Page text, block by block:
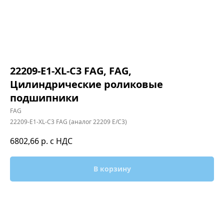
22209-E1-XL-C3 FAG, FAG,
Цилиндрические роликовые
подшипники
FAG
22209-E1-XL-C3 FAG (аналог 22209 E/C3)
6802,66 р. с НДС
В корзину